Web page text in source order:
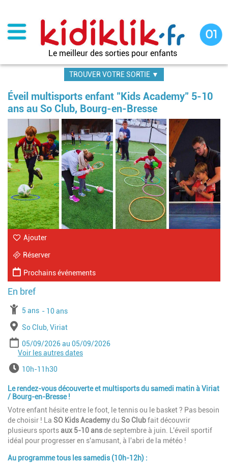
contenu
principal
Le meilleur des sorties pour enfants
TROUVER VOTRE SORTIE ▼
Éveil multisports enfant "Kids Academy" 5-10
ans au So Club, Bourg-en-Bresse
Ajouter
Réserver
Prochains événements
À partir de
5 ans Jusqu'à l'age de
10 ans
Lieu
So Club, Viriat
Période
Date de début
05/09/2026 Date de fin
05/09/2026
Date de début
12/09/2026 Date de fin
12/09/2026
Date de début
26/09/2026
Date de début
03/10/2026 Date de fin
10/10/2026
Date de début
07/11/2026
Voir les autres dates
Horaires10h-11h30
Le rendez-vous découverte et multisports du samedi matin à Viriat
/ Bourg-en-Bresse !
Votre enfant hésite entre le foot, le tennis ou le basket ? Pas besoin
de choisir ! La SO Kids Academydu So Clubfait découvrir
plusieurs sportsaux 5-10 ansde septembre à juin. L'éveil sportif
idéal pour progresser en s'amusant, à l'abri de la météo !
Au programme tous les samedis (10h-12h) :